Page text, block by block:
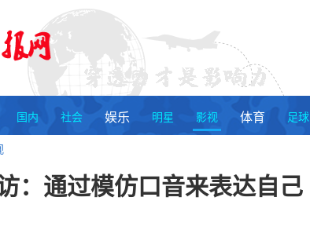
国内 社会 娱乐 明星 影视 体育 足球
：通过模仿口音来表达自己